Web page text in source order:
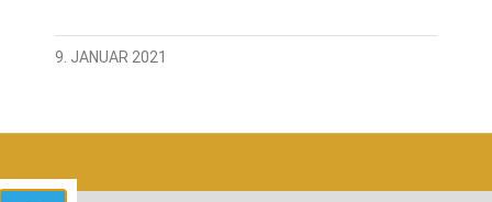
9. JANUAR 2021